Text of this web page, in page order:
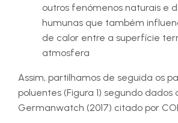
outros fenómenos naturais e
humunas que também
de calor entre a superfície
atmosfera
Assim, partilhamos de seguida os
poluentes (Figura 1) segundo dados
Germanwatch (2017) citado por